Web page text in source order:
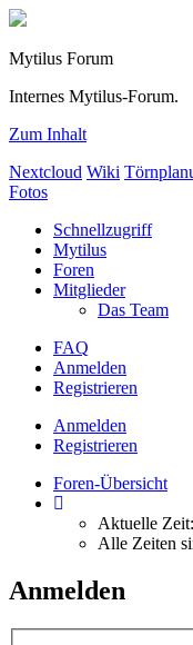
Mytilus Forum
Internes Mytilus-Forum.
Zum Inhalt
Nextcloud Wiki
Fotos
Schnellzugriff
Mytilus
Foren
Mitglieder
Das Team
FAQ
Anmelden
Registrieren
Anmelden
Registrieren
Foren-Übersicht
Aktuelle
Alle Zeiten
Anmelden